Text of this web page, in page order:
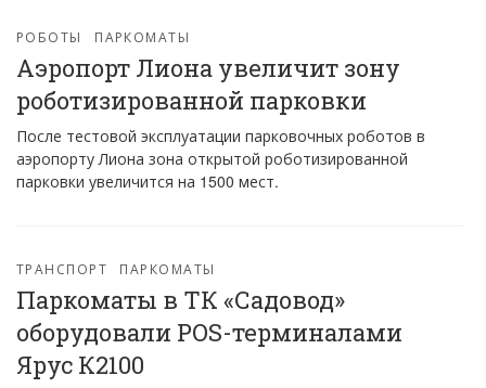
РОБОТЫ ПАРКОМАТЫ
Аэропорт Лиона увеличит зону
роботизированной парковки
После тестовой эксплуатации парковочных роботов в
аэропорту Лиона зона открытой роботизированной
парковки увеличится на 1500 мест.
ТРАНСПОРТ ПАРКОМАТЫ
Паркоматы в ТК «Садовод»
оборудовали POS-терминалами
Ярус К2100